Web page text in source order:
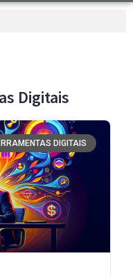
Digitais
DIGITAIS